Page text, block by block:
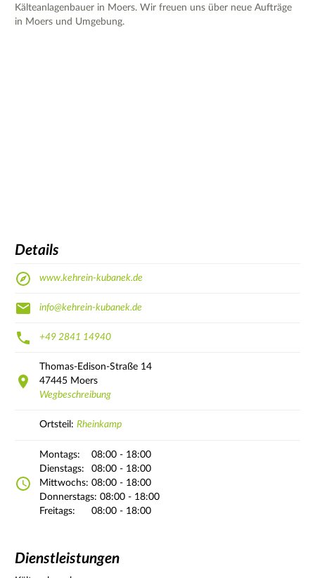
Kälteanlagenbauer in Moers. Wir freuen uns über neue Aufträge
in Moers und Umgebung.
Details
www.kehrein-kubanek.de
info@kehrein-kubanek.de
+49 2841 14940
Thomas-Edison-Straße 14
47445 Moers
Wegbeschreibung
Ortsteil: Rheinkamp
Montags:
08:00 - 18:00
Dienstags:
08:00 - 18:00
Mittwochs: 08:00 - 18:00
Donnerstags: 08:00 - 18:00
Freitags:
08:00 - 18:00
Dienstleistungen